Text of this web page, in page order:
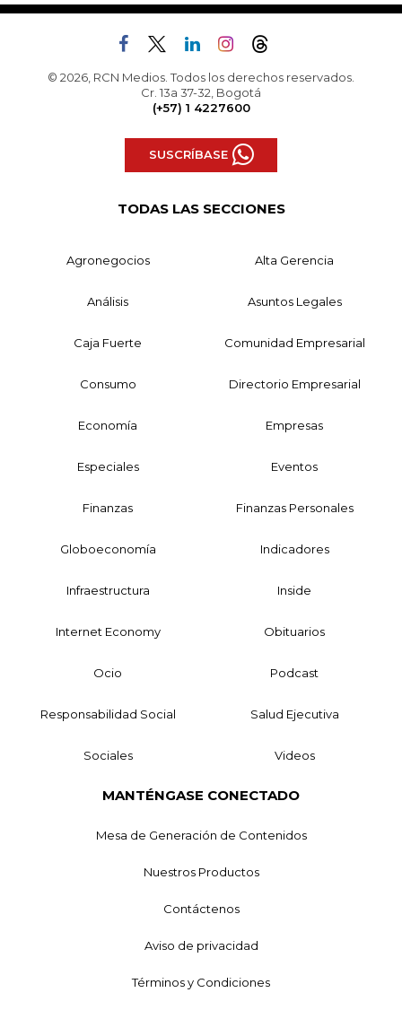
© 2026, RCN Medios. Todos los derechos reservados.
Cr. 13a 37-32, Bogotá
(+57) 1 4227600
SUSCRÍBASE
TODAS LAS SECCIONES
Agronegocios Alta Gerencia
Análisis Asuntos Legales
Caja Fuerte Comunidad Empresarial
Consumo Directorio Empresarial
Economía Empresas
Especiales Eventos
Finanzas Finanzas Personales
Globoeconomía Indicadores
Infraestructura Inside
Internet Economy Obituarios
Ocio Podcast
Responsabilidad Social Salud Ejecutiva
Sociales Videos
MANTÉNGASE CONECTADO
Mesa de Generación de Contenidos
Nuestros Productos
Contáctenos
Aviso de privacidad
Términos y Condiciones